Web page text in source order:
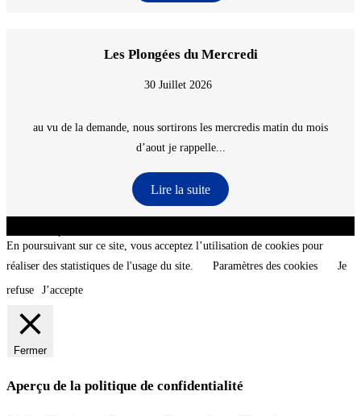
Les Plongées du Mercredi
30 Juillet 2026
au vu de la demande, nous sortirons les mercredis matin du mois
d’aout je rappelle...
Lire la suite
En poursuivant sur ce site, vous acceptez l’utilisation de cookies pour
réaliser des statistiques de l'usage du site.
Paramètres des cookies
Je
refuse
J’accepte
Fermer
Aperçu de la politique de confidentialité